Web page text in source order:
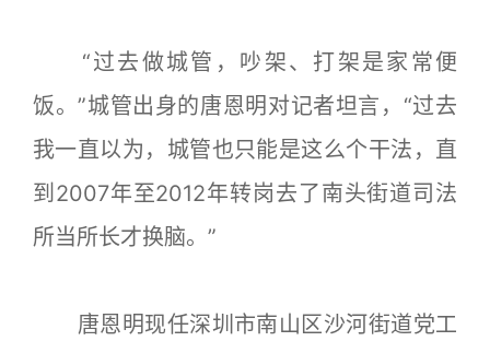
“过去做城管，吵架、打架是家常便
饭。”城管出身的唐恩明对记者坦言，“过去
我一直以为，城管也只能是这么个干法，直
到2007年至2012年转岗去了南头街道司法
所当所长才换脑。”
唐恩明现任深圳市南山区沙河街道党工